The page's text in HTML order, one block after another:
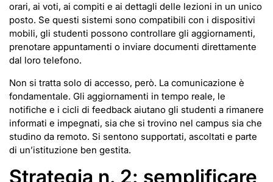
orari, ai voti, ai compiti e ai dettagli delle lezioni in un unico
posto. Se questi sistemi sono compatibili con i dispositivi
mobili, gli studenti possono controllare gli aggiornamenti,
prenotare appuntamenti o inviare documenti direttamente
dal loro telefono.
Non si tratta solo di accesso, però. La comunicazione è
fondamentale. Gli aggiornamenti in tempo reale, le
notifiche e i cicli di feedback aiutano gli studenti a rimanere
informati e impegnati, sia che si trovino nel campus sia che
studino da remoto. Si sentono supportati, ascoltati e parte
di un’istituzione ben gestita.
Strategia n. 2: semplificare